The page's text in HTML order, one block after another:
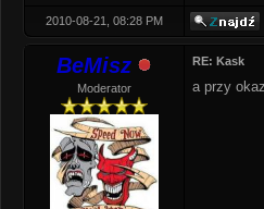
2010-08-21, 08:28 PM
BeMisz
Moderator
RE: Kask
a przy